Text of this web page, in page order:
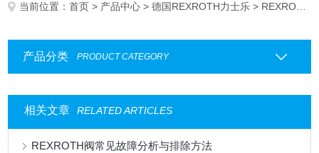
当前位置：首页 > 产品中心 >德国REXROTH力士乐 > REXROTH阀
产品分类 PRODUCT CATEGORY
相关文章 RELATED ARTICLES
REXROTH阀常见故障分析与排除方法